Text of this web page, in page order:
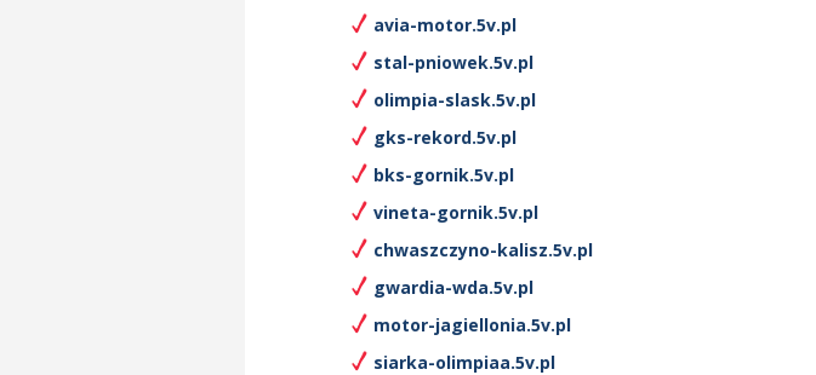
avia-motor.5v.pl
stal-pniowek.5v.pl
olimpia-slask.5v.pl
gks-rekord.5v.pl
bks-gornik.5v.pl
vineta-gornik.5v.pl
chwaszczyno-kalisz.5v.pl
gwardia-wda.5v.pl
motor-jagiellonia.5v.pl
siarka-olimpiaa.5v.pl